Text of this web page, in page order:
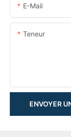
E-Mail
Teneur
ENVOYER